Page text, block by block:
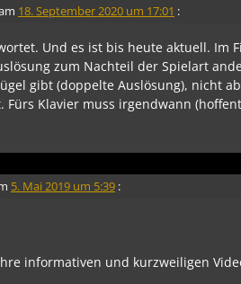
18. September 2020 um 17:01 :
Und es ist bis heute aktuell. Im
zum Nachteil der Spielart
gibt (doppelte Auslösung), nicht
Klavier muss irgendwann
5. Mai 2019 um 5:39 :
informativen und kurzweiligen